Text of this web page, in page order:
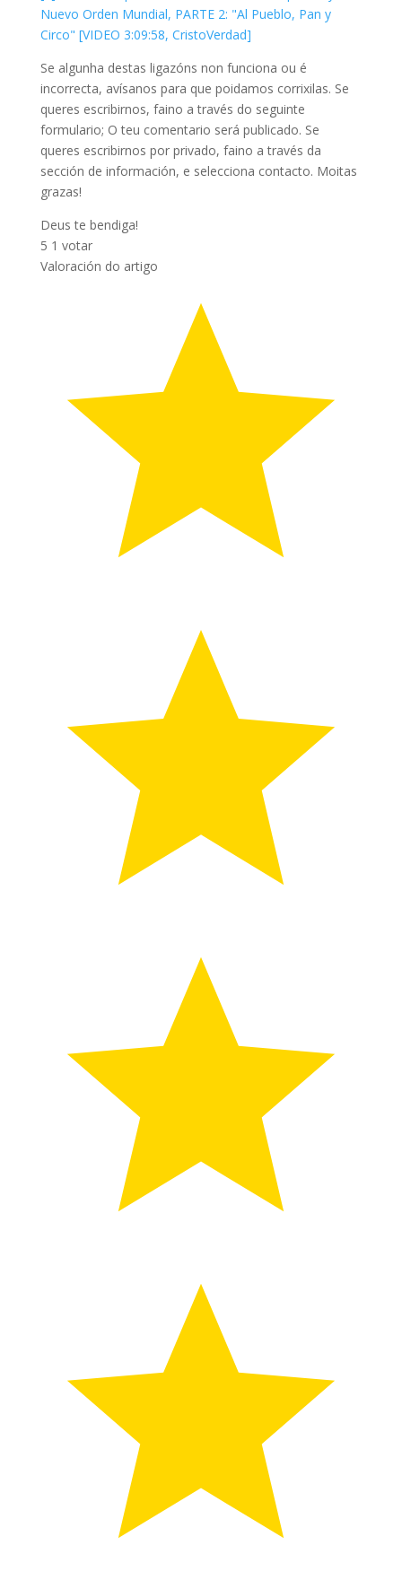
Nuevo Orden Mundial, PARTE 2: "Al Pueblo, Pan y
Circo" [VIDEO 3:09:58, CristoVerdad]
Se algunha destas ligazóns non funciona ou é
incorrecta, avísanos para que poidamos corrixilas. Se
queres escribirnos, faino a través do seguinte
formulario; O teu comentario será publicado. Se
queres escribirnos por privado, faino a través da
sección de información, e selecciona contacto. Moitas
grazas!
Deus te bendiga!
5 1 votar
Valoración do artigo